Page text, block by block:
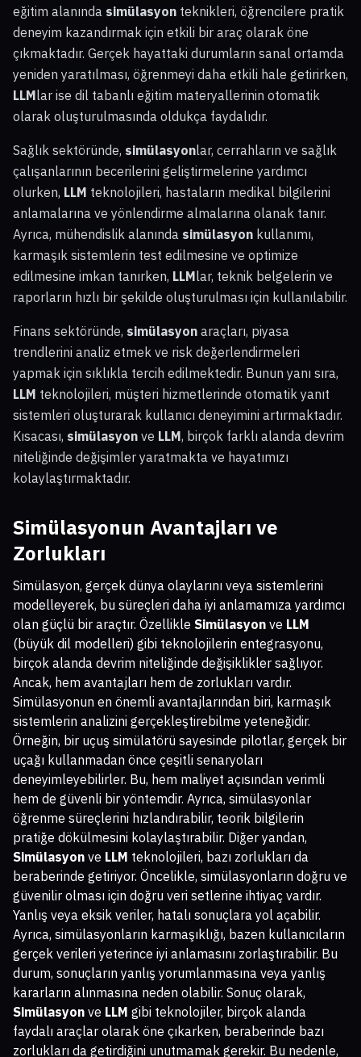
eğitim alanında simülasyon teknikleri, öğrencilere pratik
deneyim kazandırmak için etkili bir araç olarak öne
çıkmaktadır. Gerçek hayattaki durumların sanal ortamda
yeniden yaratılması, öğrenmeyi daha etkili hale getirirken,
LLMlar ise dil tabanlı eğitim materyallerinin otomatik
olarak oluşturulmasında oldukça faydalıdır.
Sağlık sektöründe, simülasyonlar, cerrahların ve sağlık
çalışanlarının becerilerini geliştirmelerine yardımcı
olurken, LLM teknolojileri, hastaların medikal bilgilerini
anlamalarına ve yönlendirme almalarına olanak tanır.
Ayrıca, mühendislik alanında simülasyon kullanımı,
karmaşık sistemlerin test edilmesine ve optimize
edilmesine imkan tanırken, LLMlar, teknik belgelerin ve
raporların hızlı bir şekilde oluşturulması için kullanılabilir.
Finans sektöründe, simülasyon araçları, piyasa
trendlerini analiz etmek ve risk değerlendirmeleri
yapmak için sıklıkla tercih edilmektedir. Bunun yanı sıra,
LLM teknolojileri, müşteri hizmetlerinde otomatik yanıt
sistemleri oluşturarak kullanıcı deneyimini artırmaktadır.
Kısacası, simülasyon ve LLM, birçok farklı alanda devrim
niteliğinde değişimler yaratmakta ve hayatımızı
kolaylaştırmaktadır.
Simülasyonun Avantajları ve
Zorlukları
Simülasyon, gerçek dünya olaylarını veya sistemlerini
modelleyerek, bu süreçleri daha iyi anlamamıza yardımcı
olan güçlü bir araçtır. Özellikle Simülasyon ve LLM
(büyük dil modelleri) gibi teknolojilerin entegrasyonu,
birçok alanda devrim niteliğinde değişiklikler sağlıyor.
Ancak, hem avantajları hem de zorlukları vardır.
Simülasyonun en önemli avantajlarından biri, karmaşık
sistemlerin analizini gerçekleştirebilme yeteneğidir.
Örneğin, bir uçuş simülatörü sayesinde pilotlar, gerçek bir
uçağı kullanmadan önce çeşitli senaryoları
deneyimleyebilirler. Bu, hem maliyet açısından verimli
hem de güvenli bir yöntemdir. Ayrıca, simülasyonlar
öğrenme süreçlerini hızlandırabilir, teorik bilgilerin
pratiğe dökülmesini kolaylaştırabilir. Diğer yandan,
Simülasyon ve LLM teknolojileri, bazı zorlukları da
beraberinde getiriyor. Öncelikle, simülasyonların doğru ve
güvenilir olması için doğru veri setlerine ihtiyaç vardır.
Yanlış veya eksik veriler, hatalı sonuçlara yol açabilir.
Ayrıca, simülasyonların karmaşıklığı, bazen kullanıcıların
gerçek verileri yeterince iyi anlamasını zorlaştırabilir. Bu
durum, sonuçların yanlış yorumlanmasına veya yanlış
kararların alınmasına neden olabilir. Sonuç olarak,
Simülasyon ve LLM gibi teknolojiler, birçok alanda
faydalı araçlar olarak öne çıkarken, beraberinde bazı
zorlukları da getirdiğini unutmamak gerekir. Bu nedenle,